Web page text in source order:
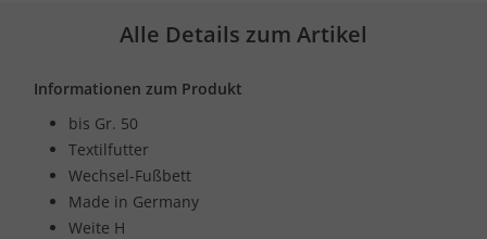
Alle Details zum Artikel
Informationen zum Produkt
bis Gr. 50
Textilfutter
Wechsel-Fußbett
Made in Germany
Weite H